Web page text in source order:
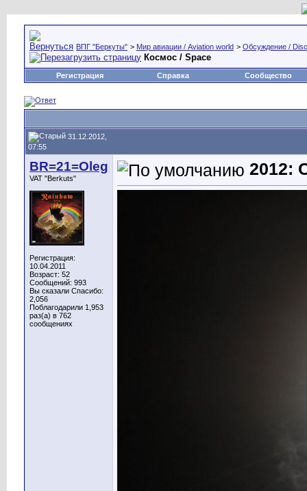
ВПГ "Беркуты" > Мир авиации / Aviation world > Обсуждение /
Космос / Space
Регистрация Справка Сообщество
31.12.2012,
07:55
BR=21=Oleg
VAT "Berkuts"
Регистрация:
10.04.2011
Возраст: 52
Сообщений: 993
Вы сказали Спасибо:
2,056
Поблагодарили 1,953
раз(а) в 762
сообщениях
2012: